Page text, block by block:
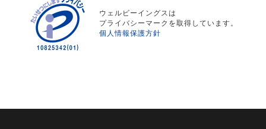
ウェルビーイングスは
プライバシーマークを取得しています。
個人情報保護方針